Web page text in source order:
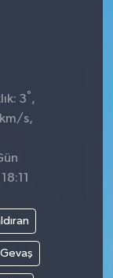
3° ,
km/s,
Gevaş